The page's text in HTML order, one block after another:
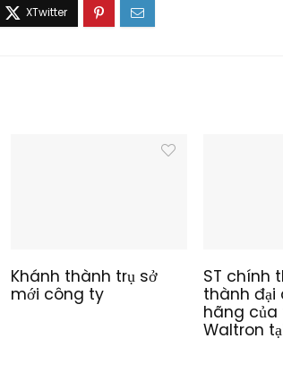
Khánh thành trụ sở
mới công ty
ST chính
thành đại
hãng của
Waltron